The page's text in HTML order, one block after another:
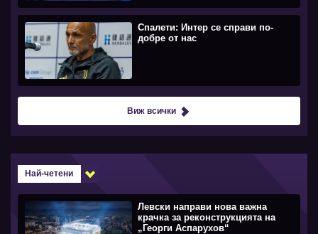
Спалети: Интер се справи по-
добре от нас
Виж всички
Най-четени
Левски направи нова важна
крачка за реконструкцията на
„Георги Аспарухов“